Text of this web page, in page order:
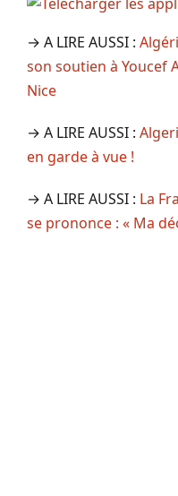
→ A LIRE AUSSI :
son soutien à Youcef
Nice
→ A LIRE AUSSI :
en garde à vue !
→ A LIRE AUSSI : La
se prononce : « Ma